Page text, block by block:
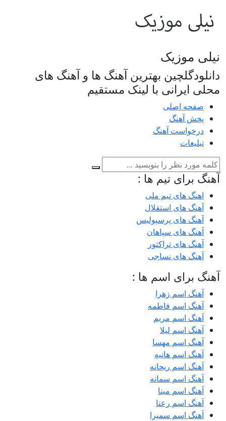
نیلی موزیک
دانلودگلچین بهترین آهنگ ها و آهنگ های
محلی ایرانی با لینک مستقیم
صفحه اصلی
پخش آهنگ
درخواست آهنگ
تبلیغات
آهنگ برای تیم ها :
اهنگ های تیم ملی
آهنگ های استقلال
آهنگ های پرسپولیس
آهنگ های سپاهان
آهنگ های تراکتور
آهنگ های نساجی
آهنگ برای اسم ها :
آهنگ اسم زهرا
آهنگ اسم فاطمه
آهنگ اسم مریم
آهنگ اسم لیلا
آهنگ اسم مهسا
آهنگ اسم هانیه
آهنگ اسم ریحانه
آهنگ اسم سمانه
آهنگ اسم مینا
آهنگ اسم رعنا
آهنگ اسم سمیرا